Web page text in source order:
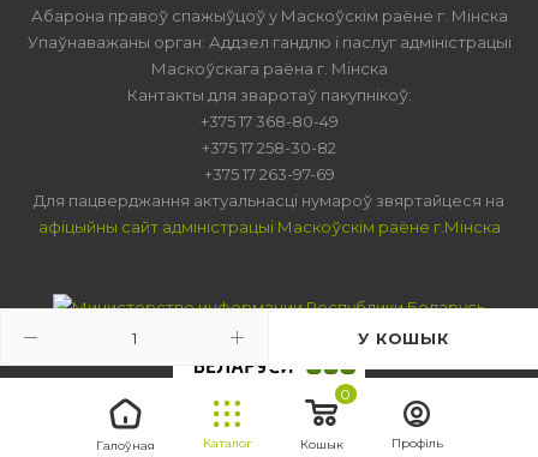
У КОШЫК
Галоўная Каталог Кошык
0
Профіль
Абарона правоў спажыўцоў у Маскоўскім раёне г. Мінска
Упаўнаважаны орган: Аддзел гандлю і паслуг адміністрацыі
Маскоўскага раёна г. Мінска
Кантакты для зваротаў пакупнікоў:
+375 17 368-80-49
+375 17 258-30-82
+375 17 263-97-69
Для пацверджання актуальнасці нумароў звяртайцеся на
афіцыйны сайт адміністрацыі Маскоўскім раёне г.Мінска